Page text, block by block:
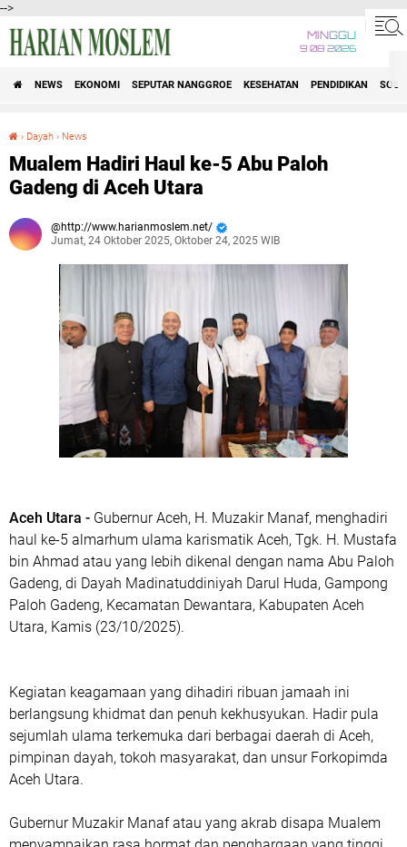
-->
MINGGU
9 08 2026
NEWS EKONOMI SEPUTAR NANGGROE KESEHATAN PENDIDIKAN
› Dayah › News
Mualem Hadiri Haul ke-5 Abu Paloh
Gadeng di Aceh Utara
http://www.harianmoslem.net/
Jumat, 24 Oktober 2025, Oktober 24, 2025 WIB
Aceh Utara - Gubernur Aceh, H. Muzakir Manaf, menghadiri
haul ke-5 almarhum ulama karismatik Aceh, Tgk. H. Mustafa
bin Ahmad atau yang lebih dikenal dengan nama Abu Paloh
Gadeng, di Dayah Madinatuddiniyah Darul Huda, Gampong
Paloh Gadeng, Kecamatan Dewantara, Kabupaten Aceh
Utara, Kamis (23/10/2025).
Kegiatan keagamaan yang dihadiri ribuan jamaah ini
berlangsung khidmat dan penuh kekhusyukan. Hadir pula
sejumlah ulama terkemuka dari berbagai daerah di Aceh,
pimpinan dayah, tokoh masyarakat, dan unsur Forkopimda
Aceh Utara.
Gubernur Muzakir Manaf atau yang akrab disapa Mualem